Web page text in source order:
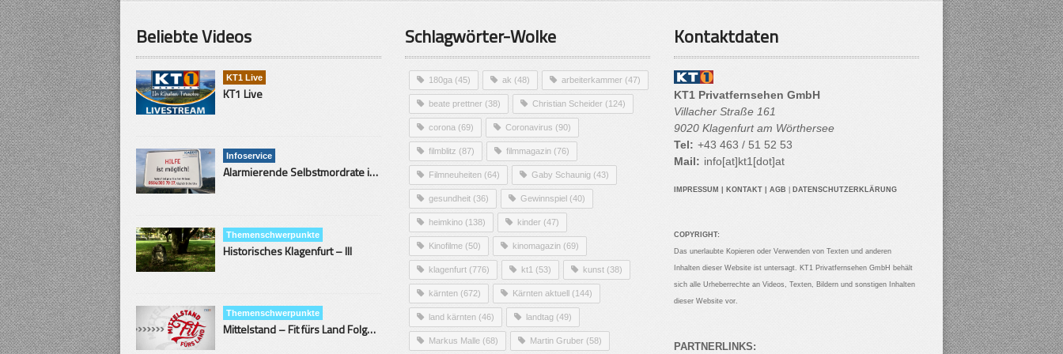
Beliebte Videos
KT1 Live
KT1 Live
Infoservice
Alarmierende Selbstmordrate in Kärnten
Themenschwerpunkte
Historisches Klagenfurt – III
Themenschwerpunkte
Mittelstand – Fit fürs Land Folge 9- Konditor
Schlagwörter-Wolke
180ga (45) ak (48) arbeiterkammer (47)
beate prettner (38) Christian Scheider (124)
corona (69) Coronavirus (90)
filmblitz (87) filmmagazin (76)
Filmneuheiten (64) Gaby Schaunig (43)
gesundheit (36) Gewinnspiel (40)
heimkino (138) kinder (47)
Kinofilme (50) kinomagazin (69)
klagenfurt (776) kt1 (53) kunst (38)
kärnten (672) Kärnten aktuell (144)
land kärnten (46) landtag (49)
Markus Malle (68) Martin Gruber (58)
Kontaktdaten
KT1 Privatfernsehen GmbH
Villacher Straße 161
9020 Klagenfurt am Wörthersee
Tel: +43 463 / 51 52 53
Mail: info[at]kt1[dot]at
IMPRESSUM KONTAKT AGB DATENSCHUTZERKLÄRUNG
COPYRIGHT:
Das unerlaubte Kopieren oder Verwenden von Texten und anderen
Inhalten dieser Website ist untersagt. KT1 Privatfernsehen GmbH behält
sich alle Urheberrechte an Videos, Texten, Bildern und sonstigen Inhalten
dieser Website vor.
PARTNERLINKS: